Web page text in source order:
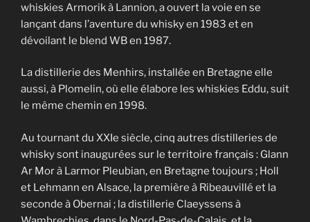
whiskies Armorik à Lannion, a ouvert la voie en se
lançant dans l’aventure du whisky en 1983 et en
dévoilant le blend WB en 1987.
La distillerie des Menhirs, installée en Bretagne elle
aussi, à Plomelin, où elle élabore les whiskies Eddu, suit
le même chemin en 1998.
Au tournant du XXIe siècle, cinq autres distilleries de
whisky sont inaugurées sur le territoire français : Glann
Ar Mor à Larmor Pleubian, en Bretagne toujours ; Holl
et Lehmann en Alsace, la première à Ribeauvillé et la
seconde à Obernai ; la distillerie Claeyssens à